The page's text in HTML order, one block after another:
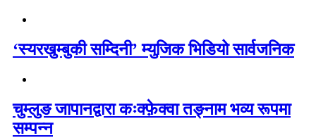
‘स्यरखुम्बुकी सम्दिनी’ म्युजिक भिडियो सार्वजनिक
चुम्लुङ जापानद्वारा कःक्फ़ेक्वा तङ्नाम भव्य रूपमा
सम्पन्न